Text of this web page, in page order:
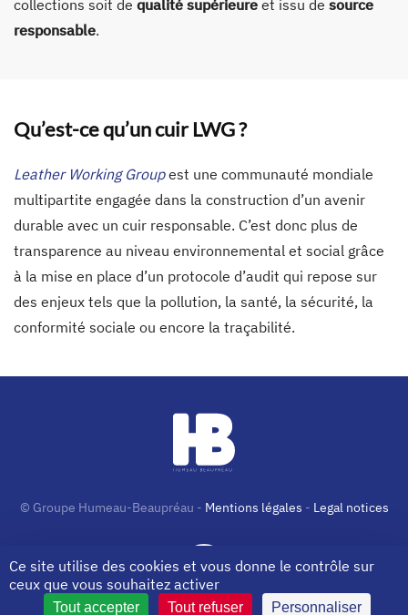
collections soit de qualité supérieure et issu de source
responsable.
Qu’est-ce qu’un cuir LWG ?
Leather Working Groupest une communauté mondiale
multipartite engagée dans la construction d’un avenir
durable avec un cuir responsable. C’est donc plus de
transparence au niveau environnemental et social grâce
à la mise en place d’un protocole d’audit qui repose sur
des enjeux tels que la pollution, la santé, la sécurité, la
conformité sociale ou encore la traçabilité.
© Groupe Humeau-Beaupréau - Mentions légales - Legal notices
Ce site utilise des cookies et vous donne le contrôle sur
ceux que vous souhaitez activer
Tout accepter Tout refuser Personnaliser